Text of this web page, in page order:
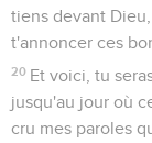
tiens devant
t'annoncer ces
20 Et voici, tu
jusqu'au jour où
cru mes paroles